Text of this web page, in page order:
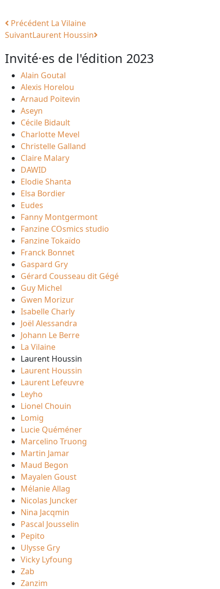
Précédent La Vilaine
SuivantLaurent Houssin
Invité·es de l'édition 2023
Alain Goutal
Alexis Horelou
Arnaud Poitevin
Aseyn
Cécile Bidault
Charlotte Mevel
Christelle Galland
Claire Malary
DAWID
Elodie Shanta
Elsa Bordier
Eudes
Fanny Montgermont
Fanzine COsmics studio
Fanzine Tokaïdo
Franck Bonnet
Gaspard Gry
Gérard Cousseau dit Gégé
Guy Michel
Gwen Morizur
Isabelle Charly
Joël Alessandra
Johann Le Berre
La Vilaine
Laurent Houssin
Laurent Houssin
Laurent Lefeuvre
Leyho
Lionel Chouin
Lomig
Lucie Quéméner
Marcelino Truong
Martin Jamar
Maud Begon
Mayalen Goust
Mélanie Allag
Nicolas Juncker
Nina Jacqmin
Pascal Jousselin
Pepito
Ulysse Gry
Vicky Lyfoung
Zab
Zanzim